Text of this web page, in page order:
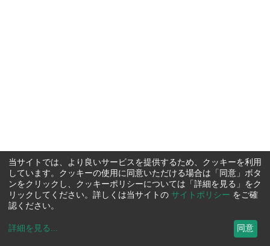
当サイトでは、より良いサービスを提供するため、クッキーを利用
しています。クッキーの使用に同意いただける場合は「同意」ボタ
ンをクリックし、クッキーポリシーについては「詳細を見る」をク
リックしてください。詳しくは当サイトの サイトポリシー をご確
認ください。
詳細を見る ... 同意